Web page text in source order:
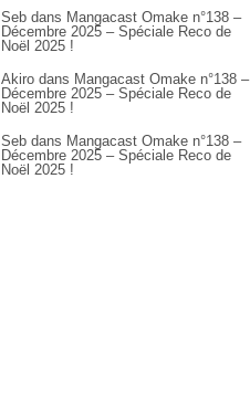
Seb dans Mangacast Omake n°138 –
Décembre 2025 – Spéciale Reco de
Noël 2025 !
Akiro dans Mangacast Omake n°138 –
Décembre 2025 – Spéciale Reco de
Noël 2025 !
Seb dans Mangacast Omake n°138 –
Décembre 2025 – Spéciale Reco de
Noël 2025 !